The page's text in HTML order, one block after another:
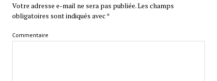
Votre adresse e-mail ne sera pas publiée.Les champs
obligatoires sont indiqués avec *
Commentaire